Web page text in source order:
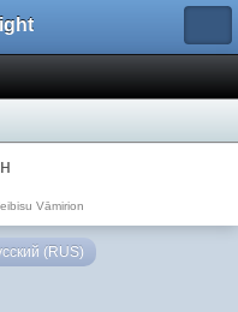
Vāmirion
(RUS)